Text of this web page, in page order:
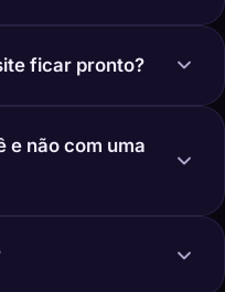
ficar pronto?
e não com uma